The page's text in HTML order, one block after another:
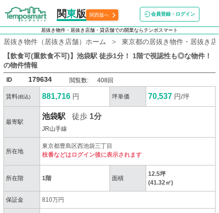
関東版 関西版へ 会員登録・ログイン
居抜き物件・居抜き店舗・貸店舗での開業ならテンポスマート
居抜き物件（居抜き店舗）ホーム
東京都の居抜き物件・居抜き
【飲食可(重飲食不可)】池袋駅 徒歩1分！ 1階で視認性も◎な物件！
の物件情報
ID 179634 閲覧数: 408回
賃料(税込) 881,716 円 坪単価 70,537 円/坪
最寄駅
池袋駅 徒歩 1分
JR山手線
所在地
東京都豊島区西池袋三丁目
枝番などはログイン後に表示されます
所在階 1階 面積
12.5坪
(41.32㎡)
保証金 810万円